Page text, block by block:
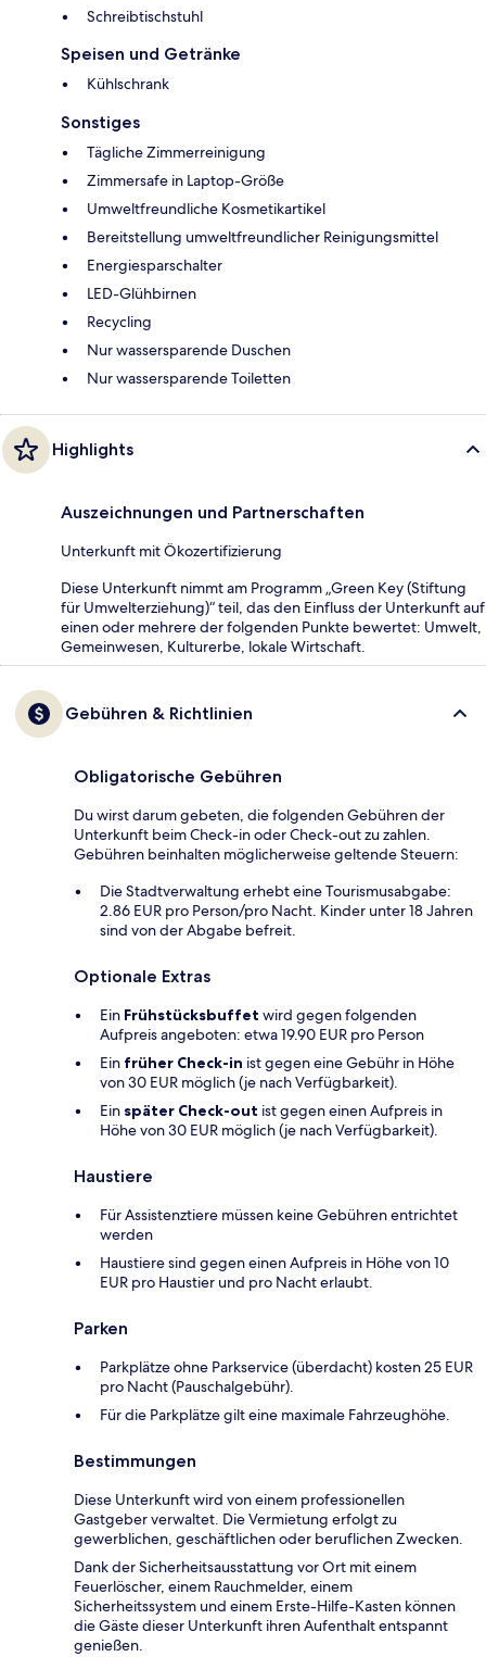
Schreibtischstuhl
Speisen und Getränke
Kühlschrank
Sonstiges
Tägliche Zimmerreinigung
Zimmersafe in Laptop-Größe
Umweltfreundliche Kosmetikartikel
Bereitstellung umweltfreundlicher Reinigungsmittel
Energiesparschalter
LED-Glühbirnen
Recycling
Nur wassersparende Duschen
Nur wassersparende Toiletten
Highlights
Auszeichnungen und Partnerschaften
Unterkunft mit Ökozertifizierung
Diese Unterkunft nimmt am Programm „Green Key (Stiftung
für Umwelterziehung)“ teil, das den Einfluss der Unterkunft auf
einen oder mehrere der folgenden Punkte bewertet: Umwelt,
Gemeinwesen, Kulturerbe, lokale Wirtschaft.
Gebühren & Richtlinien
Obligatorische Gebühren
Du wirst darum gebeten, die folgenden Gebühren der
Unterkunft beim Check-in oder Check-out zu zahlen.
Gebühren beinhalten möglicherweise geltende Steuern:
Die Stadtverwaltung erhebt eine Tourismusabgabe:
2.86 EUR pro Person/pro Nacht. Kinder unter 18 Jahren
sind von der Abgabe befreit.
Optionale Extras
Ein Frühstücksbuffet wird gegen folgenden
Aufpreis angeboten: etwa 19.90 EUR pro Person
Ein früher Check-in ist gegen eine Gebühr in Höhe
von 30 EUR möglich (je nach Verfügbarkeit).
Ein später Check-out ist gegen einen Aufpreis in
Höhe von 30 EUR möglich (je nach Verfügbarkeit).
Haustiere
Für Assistenztiere müssen keine Gebühren entrichtet
werden
Haustiere sind gegen einen Aufpreis in Höhe von 10
EUR pro Haustier und pro Nacht erlaubt.
Parken
Parkplätze ohne Parkservice (überdacht) kosten 25 EUR
pro Nacht (Pauschalgebühr).
Für die Parkplätze gilt eine maximale Fahrzeughöhe.
Bestimmungen
Diese Unterkunft wird von einem professionellen
Gastgeber verwaltet. Die Vermietung erfolgt zu
gewerblichen, geschäftlichen oder beruflichen Zwecken.
Dank der Sicherheitsausstattung vor Ort mit einem
Feuerlöscher, einem Rauchmelder, einem
Sicherheitssystem und einem Erste-Hilfe-Kasten können
die Gäste dieser Unterkunft ihren Aufenthalt entspannt
genießen.